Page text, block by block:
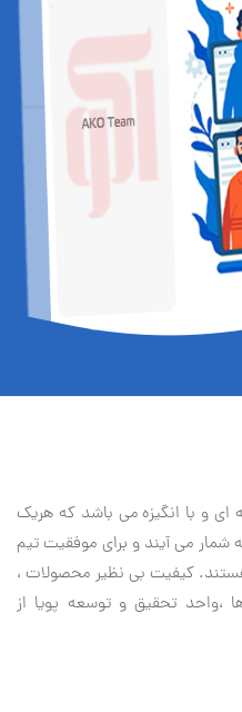
و با انگیزه می باشد که هریک
شمار می آیند و برای موفقیت تيم
کیفیت بی نظير محصولات ،
،واحد تحقیق و توسعه پویا از